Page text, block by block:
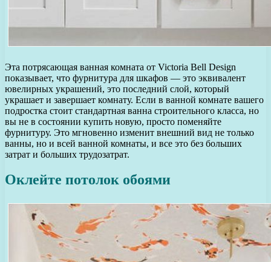
Эта потрясающая ванная комната от Victoria Bell Design
показывает, что фурнитура для шкафов — это эквивалент
ювелирных украшений, это последний слой, который
украшает и завершает комнату. Если в ванной комнате вашего
подростка стоит стандартная ванна строительного класса, но
вы не в состоянии купить новую, просто поменяйте
фурнитуру. Это мгновенно изменит внешний вид не только
ванны, но и всей ванной комнаты, и все это без больших
затрат и больших трудозатрат.
Оклейте потолок обоями